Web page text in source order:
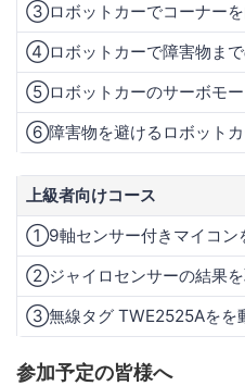
③ロボットカーでコーナーを
④ロボットカーで障害物まで
⑤ロボットカーのサーボモー
⑥障害物を避けるロボットカ
上級者向けコース
①9軸センサー付きマイコン
②ジャイロセンサーの結果を
③無線タグ TWE2525Aをを
参加予定の皆様へ